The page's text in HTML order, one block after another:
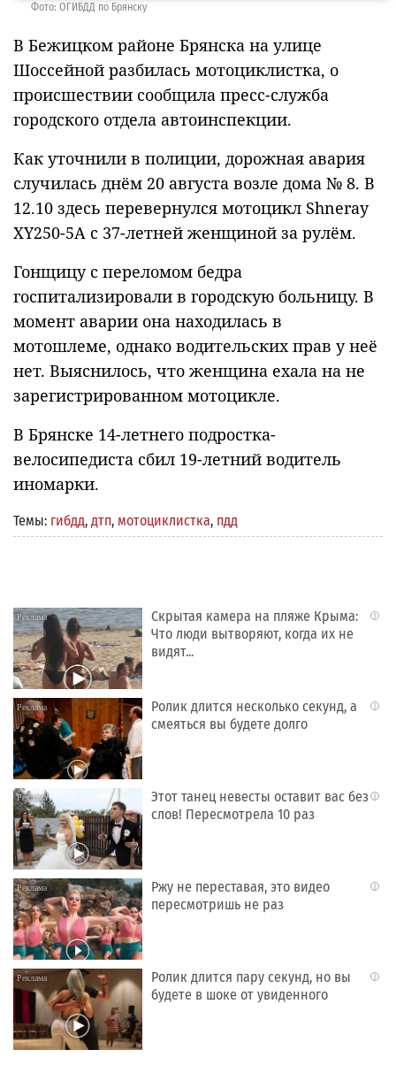
Фото: ОГИБДД по Брянску
В Бежицком районе Брянска на улице
Шоссейной разбилась мотоциклистка, о
происшествии сообщила пресс-служба
городского отдела автоинспекции.
Как уточнили в полиции, дорожная авария
случилась днём 20 августа возле дома № 8. В
12.10 здесь перевернулся мотоцикл Shneray
XY250-5A с 37-летней женщиной за рулём.
Гонщицу с переломом бедра
госпитализировали в городскую больницу. В
момент аварии она находилась в
мотошлеме, однако водительских прав у неё
нет. Выяснилось, что женщина ехала на не
зарегистрированном мотоцикле.
В Брянске 14-летнего подростка-
велосипедиста сбил 19-летний водитель
иномарки.
Темы: гибдд, дтп, мотоциклистка, пдд
i
Скрытая камера на пляже Крыма:
Что люди вытворяют, когда их не
видят...
i
Ролик длится несколько секунд, а
смеяться вы будете долго
i
Этот танец невесты оставит вас без
слов! Пересмотрела 10 раз
i
Ржу не переставая, это видео
пересмотришь не раз
i
Ролик длится пару секунд, но вы
будете в шоке от увиденного